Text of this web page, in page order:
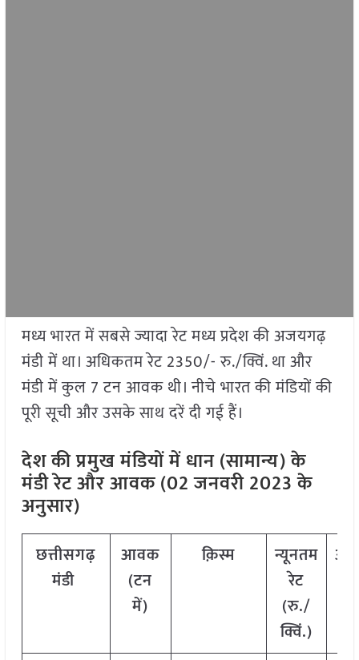
मध्य भारत में सबसे ज्यादा रेट मध्य प्रदेश की अजयगढ़
मंडी में था। अधिकतम रेट 2350/- रु./क्विं. था और
मंडी में कुल 7 टन आवक थी। नीचे भारत की मंडियों की
पूरी सूची और उसके साथ दरें दी गई हैं।
देश की प्रमुख मंडियों में धान (सामान्य) के
मंडी रेट और आवक (02 जनवरी 2023 के
अनुसार)
छत्तीसगढ़
मंडी
आवक
(टन
में)
क़िस्म
न्यूनतम
रेट
(रु./
क्विं.)